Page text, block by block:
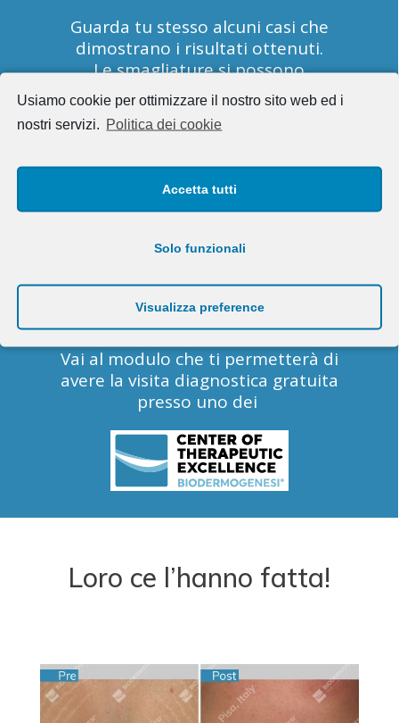
Usiamo cookie per ottimizzare il nostro sito web ed i
nostri servizi. Politica dei cookie
Accetta tutti
Solo funzionali
Visualizza preference
Guarda tu stesso alcuni casi che
dimostrano i risultati ottenuti.
Le smagliature si possono
sconfiggere con
Biodermogenesi®!
Regola
PROVA !
Vai al modulo che ti permetterà di
avere la visita diagnostica gratuita
presso uno dei
Loro ce l’hanno fatta!